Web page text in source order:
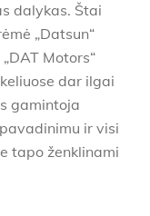
dalykas. Štai
„Datsun“
Motors“
dar ilgai
gamintoja
ir visi
tapo ženklinami